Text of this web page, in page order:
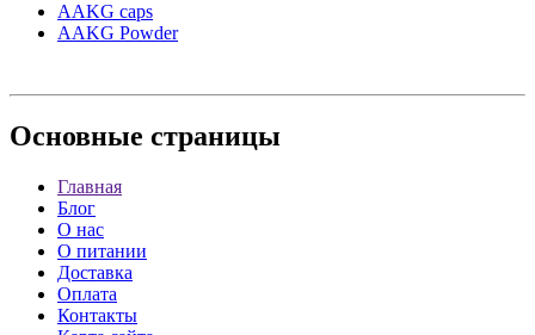
AAKG caps
AAKG Powder
Основные страницы
Главная
Блог
О нас
О питании
Доставка
Оплата
Контакты